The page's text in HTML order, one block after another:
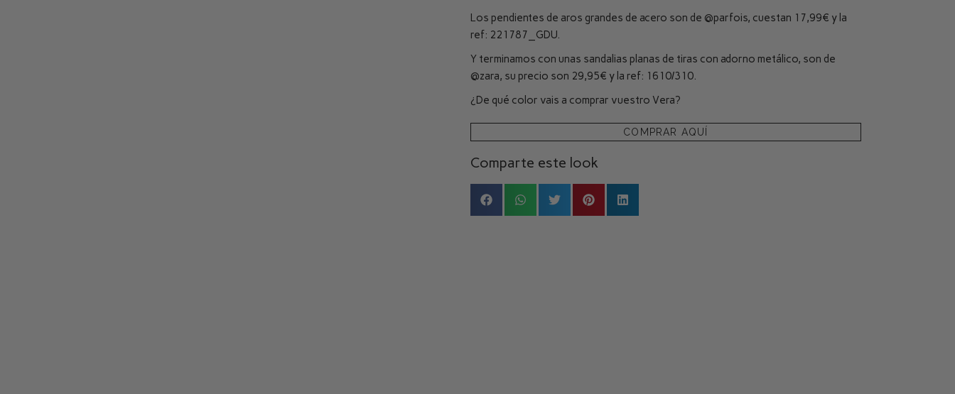
Los pendientes de aros grandes de acero son de @parfois, cuestan 17,99€ y la
ref: 221787_GDU.
Y terminamos con unas sandalias planas de tiras con adorno metálico, son de
@zara, su precio son 29,95€ y la ref: 1610/310.
¿De qué color vais a comprar vuestro Vera?
COMPRAR AQUÍ
Comparte este look